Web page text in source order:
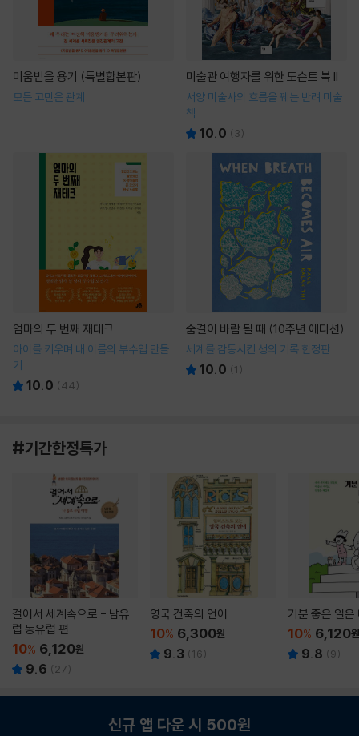
미움받을 용기 (특별합본판)
모든 고민은 관계
미술관 여행자를 위한 도슨트 북 II
서양 미술사의 흐름을 꿰는 반려 미술
책
10.0 ( 3)
엄마의 두 번째 재테크
아이를 키우며 내 이름의 부수입 만들
기
10.0 (44)
숨결이 바람 될 때 (10주년 에디션)
세계를 감동시킨 생의 기록 한정판
10.0 (1 )
#기간한정특가
걸어서 세계속으로 - 남유
럽 동유럽 편
10% 6,120원
9.6 ( 27)
영국 건축의 언어
10% 6,300원
9.3 (16)
기분 좋은 일은
10% 6,120원
9.8 (9)
신규 앱 다운 시 500원